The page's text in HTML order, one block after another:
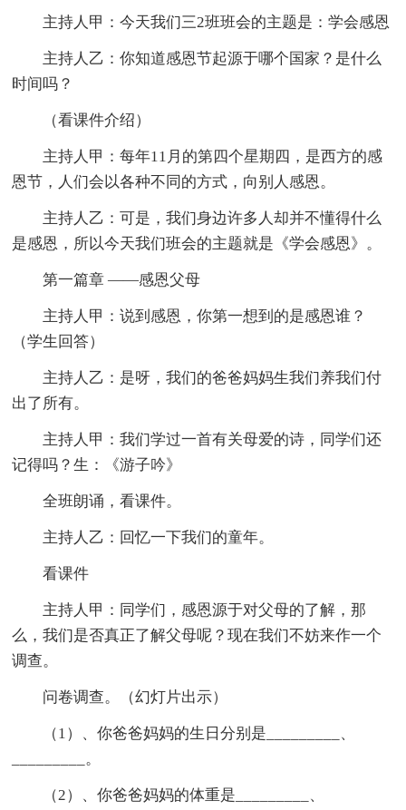
主持人甲：今天我们三2班班会的主题是：学会感恩
主持人乙：你知道感恩节起源于哪个国家？是什么
时间吗？
（看课件介绍）
主持人甲：每年11月的第四个星期四，是西方的感
恩节，人们会以各种不同的方式，向别人感恩。
主持人乙：可是，我们身边许多人却并不懂得什么
是感恩，所以今天我们班会的主题就是《学会感恩》。
第一篇章 ——感恩父母
主持人甲：说到感恩，你第一想到的是感恩谁？
（学生回答）
主持人乙：是呀，我们的爸爸妈妈生我们养我们付
出了所有。
主持人甲：我们学过一首有关母爱的诗，同学们还
记得吗？生：《游子吟》
全班朗诵，看课件。
主持人乙：回忆一下我们的童年。
看课件
主持人甲：同学们，感恩源于对父母的了解，那
么，我们是否真正了解父母呢？现在我们不妨来作一个
调查。
问卷调查。（幻灯片出示）
（1）、你爸爸妈妈的生日分别是_________、
_________。
（2）、你爸爸妈妈的体重是_________、